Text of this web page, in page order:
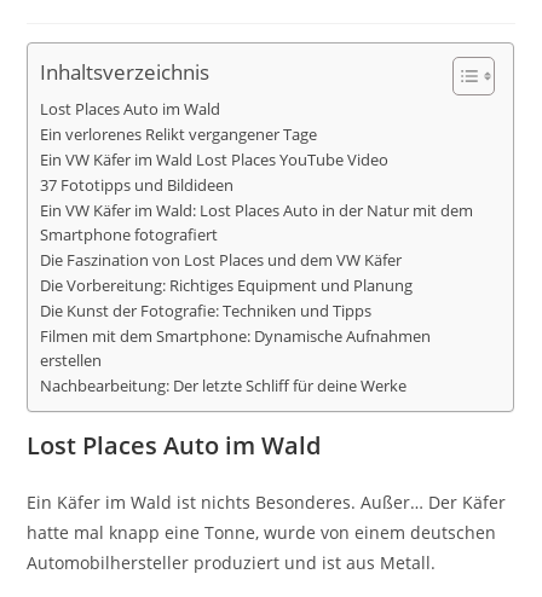
Inhaltsverzeichnis
Lost Places Auto im Wald
Ein verlorenes Relikt vergangener Tage
Ein VW Käfer im Wald Lost Places YouTube Video
37 Fototipps und Bildideen
Ein VW Käfer im Wald: Lost Places Auto in der Natur mit dem
Smartphone fotografiert
Die Faszination von Lost Places und dem VW Käfer
Die Vorbereitung: Richtiges Equipment und Planung
Die Kunst der Fotografie: Techniken und Tipps
Filmen mit dem Smartphone: Dynamische Aufnahmen
erstellen
Nachbearbeitung: Der letzte Schliff für deine Werke
Lost Places Auto im Wald
Ein Käfer im Wald ist nichts Besonderes. Außer… Der Käfer
hatte mal knapp eine Tonne, wurde von einem deutschen
Automobilhersteller produziert und ist aus Metall.